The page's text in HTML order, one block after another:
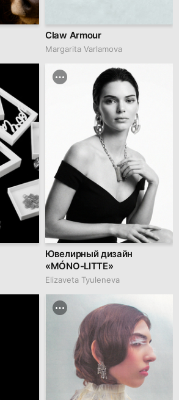
Claw Armour
Margarita Varlamova
Ювелирный дизайн
«MÓNO-LITTE»
Elizaveta Tyuleneva